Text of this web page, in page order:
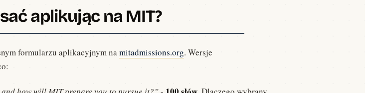
aplikując na MIT?
formularzu aplikacyjnym namitadmissions.org. Wersje